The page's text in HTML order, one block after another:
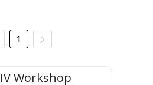
1
IV Workshop